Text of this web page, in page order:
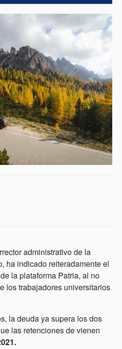
administrativo de la
ha indicado reiteradamente el
la plataforma Patria, al no
los trabajadores universitarios
la deuda ya supera los dos
las retenciones de vienen